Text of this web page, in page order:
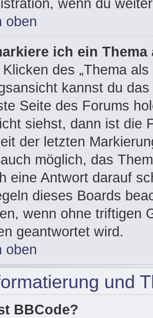
wenn du
oben
ich ein Thema
des „Thema
kannst du
Seite des Forums
siehst, dann ist die
der letzten
möglich, das
eine Antwort darauf
dieses Boards
wenn ohne triftigen
geantwortet wird.
oben
und
BBCode?